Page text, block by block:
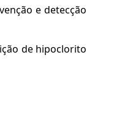
e detecção
de hipoclorito